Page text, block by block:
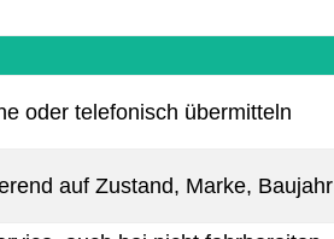
oder telefonisch übermitteln
auf Zustand, Marke, Baujahr